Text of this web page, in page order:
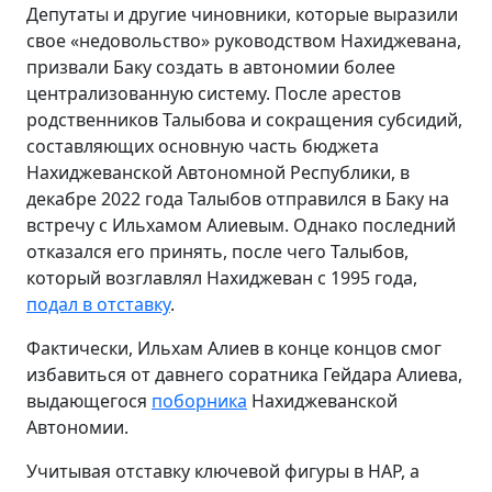
Депутаты и другие чиновники, которые выразили
свое «недовольство» руководством Нахиджевана,
призвали Баку создать в автономии более
централизованную систему. После арестов
родственников Талыбова и сокращения субсидий,
составляющих основную часть бюджета
Нахиджеванской Автономной Республики, в
декабре 2022 года Талыбов отправился в Баку на
встречу с Ильхамом Алиевым. Однако последний
отказался его принять, после чего Талыбов,
который возглавлял Нахиджеван с 1995 года,
подал в отставку.
Фактически, Ильхам Алиев в конце концов смог
избавиться от давнего соратника Гейдара Алиева,
выдающегося поборника Нахиджеванской
Автономии.
Учитывая отставку ключевой фигуры в НАР, а